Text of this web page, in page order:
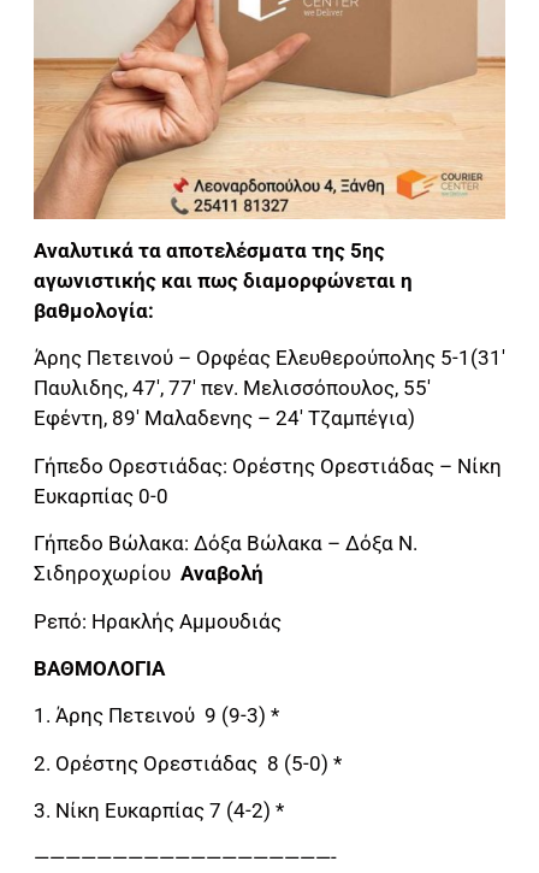
Αναλυτικά τα αποτελέσματα της 5ης
αγωνιστικής και πως διαμορφώνεται η
βαθμολογία:
Άρης Πετεινού – Ορφέας Ελευθερούπολης 5-1(31′
Παυλιδης, 47′, 77′ πεν. Μελισσόπουλος, 55′
Εφέντη, 89′ Μαλαδενης – 24′ Τζαμπέγια)
Γήπεδο Ορεστιάδας: Ορέστης Ορεστιάδας – Νίκη
Ευκαρπίας 0-0
Γήπεδο Βώλακα: Δόξα Βώλακα – Δόξα Ν.
Σιδηροχωρίου Αναβολή
Ρεπό: Ηρακλής Αμμουδιάς
ΒΑΘΜΟΛΟΓΙΑ
1. Άρης Πετεινού 9 (9-3) *
2. Ορέστης Ορεστιάδας 8 (5-0) *
3. Νίκη Ευκαρπίας 7 (4-2) *
———————————————————-